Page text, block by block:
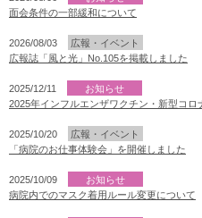
面会条件の一部緩和について
2026/08/03
広報・イベント
広報誌「風と光」No.105を掲載しました
2025/12/11
お知らせ
2025年インフルエンザワクチン・新型コロ
2025/10/20
広報・イベント
「病院のお仕事体験会」を開催しました
2025/10/09
お知らせ
病院内でのマスク着用ルール変更について